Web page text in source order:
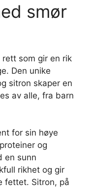
smør
rett som gir en rik
Den unike
sitron skaper en
av alle, fra barn
for sin høye
og
en sunn
rikhet og gir
fettet. Sitron, på